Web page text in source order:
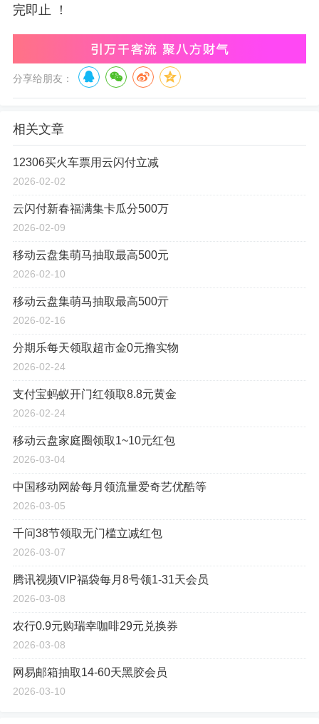
完即止 ！
分享给朋友：
相关文章
12306买火车票用云闪付立减
2026-02-02
云闪付新春福满集卡瓜分500万
2026-02-09
移动云盘集萌马抽取最高500元
2026-02-10
移动云盘集萌马抽取最高500亓
2026-02-16
分期乐每天领取超市金0元撸实物
2026-02-24
支付宝蚂蚁开门红领取8.8元黄金
2026-02-24
移动云盘家庭圈领取1~10元红包
2026-03-04
中国移动网龄每月领流量爱奇艺优酷等
2026-03-05
千问38节领取无门槛立减红包
2026-03-07
腾讯视频VIP福袋每月8号领1-31天会员
2026-03-08
农行0.9元购瑞幸咖啡29元兑换券
2026-03-08
网易邮箱抽取14-60天黑胶会员
2026-03-10